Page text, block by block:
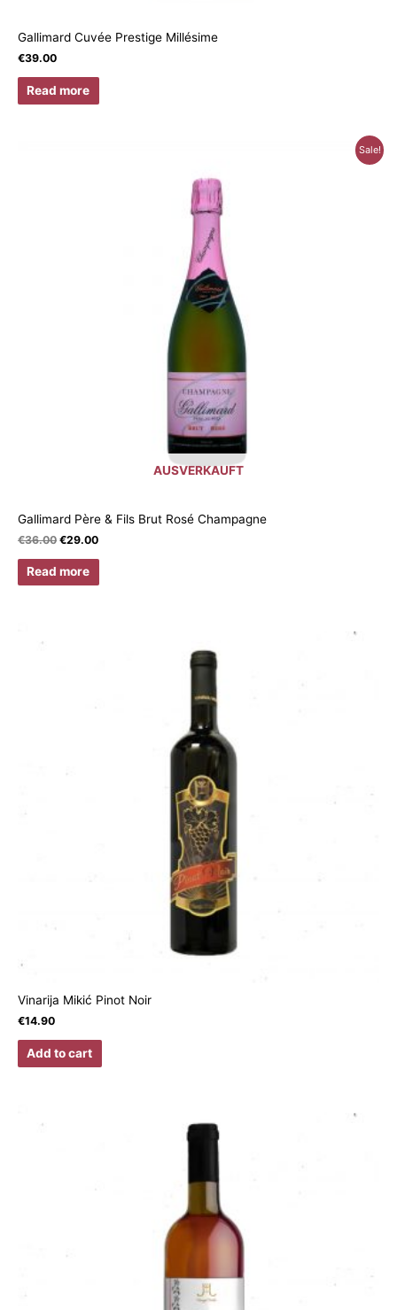
Gallimard Cuvée Prestige Millésime
€39.00
Read more
Sale!
AUSVERKAUFT
Gallimard Père & Fils Brut Rosé Champagne
€36.00 €29.00
Read more
Vinarija Mikić Pinot Noir
€14.90
Add to cart